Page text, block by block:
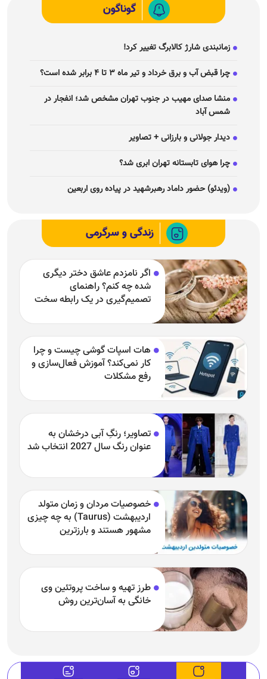
گوناگون
زمانبندی شارژ کالابرگ تغییر کرد!
چرا قبض آب و برق خرداد و تیر ماه ۳ تا ۴ برابر شده است؟
منشا صدای مهیب در جنوب تهران مشخص شد؛ انفجار در
شمس آباد
دیدار جولانی و بارزانی + تصاویر
چرا هوای تابستانه تهران ابری شد؟
(ویدئو) حضور داماد رهبرشهید در پیاده روی اربعین
زندگی و سرگرمی
اگر نامزدم عاشق دختر دیگری
شده چه کنم؟ راهنمای
تصمیم‌گیری در یک رابطه سخت
هات اسپات گوشی چیست و چرا
کار نمی‌کند؟ آموزش فعال‌سازی و
رفع مشکلات
تصاویر؛ رنگِ آبی درخشان به
عنوان رنگ سال 2027 انتخاب شد
خصوصیات مردان و زمان متولد
اردیبهشت (Taurus) به چه چیزی
مشهور هستند و بارزترین
طرز تهیه و ساخت پروتئین وی
خانگی به آسان‌ترین روش